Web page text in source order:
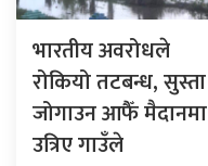
भारतीय अवरोधले
रोकियो तटबन्ध, सुस्ता
जोगाउन आफैँ मैदानमा
उत्रिए गाउँले